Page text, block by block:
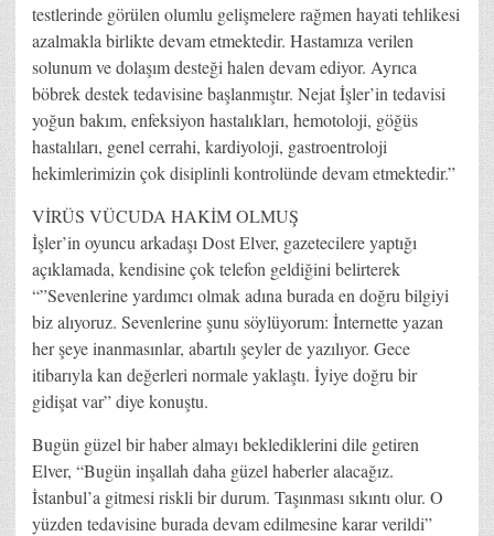
testlerinde görülen olumlu gelişmelere rağmen hayati tehlikesi
azalmakla birlikte devam etmektedir. Hastamıza verilen
solunum ve dolaşım desteği halen devam ediyor. Ayrıca
böbrek destek tedavisine başlanmıştır. Nejat İşler’in tedavisi
yoğun bakım, enfeksiyon hastalıkları, hemotoloji, göğüs
hastalıları, genel cerrahi, kardiyoloji, gastroentroloji
hekimlerimizin çok disiplinli kontrolünde devam etmektedir.”
VİRÜS VÜCUDA HAKİM OLMUŞ
İşler’in oyuncu arkadaşı Dost Elver, gazetecilere yaptığı
açıklamada, kendisine çok telefon geldiğini belirterek
“”Sevenlerine yardımcı olmak adına burada en doğru bilgiyi
biz alıyoruz. Sevenlerine şunu söylüyorum: İnternette yazan
her şeye inanmasınlar, abartılı şeyler de yazılıyor. Gece
itibarıyla kan değerleri normale yaklaştı. İyiye doğru bir
gidişat var” diye konuştu.
Bugün güzel bir haber almayı beklediklerini dile getiren
Elver, “Bugün inşallah daha güzel haberler alacağız.
İstanbul’a gitmesi riskli bir durum. Taşınması sıkıntı olur. O
yüzden tedavisine burada devam edilmesine karar verildi”